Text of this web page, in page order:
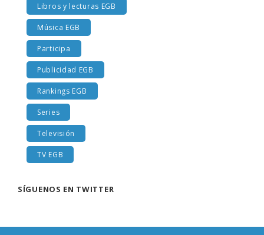
Libros y lecturas EGB
Música EGB
Participa
Publicidad EGB
Rankings EGB
Series
Televisión
TV EGB
SÍGUENOS EN TWITTER